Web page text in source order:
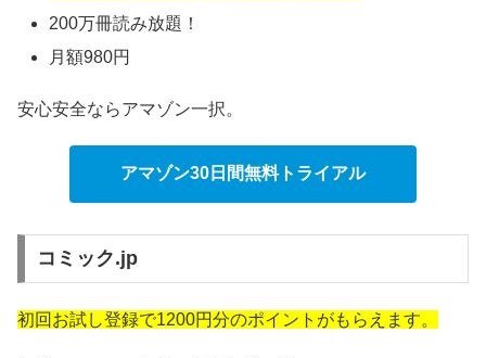
200万冊読み放題！
月額980円
安心安全ならアマゾン一択。
アマゾン30日間無料トライアル
コミック.jp
初回お試し登録で1200円分のポイントがもらえます。